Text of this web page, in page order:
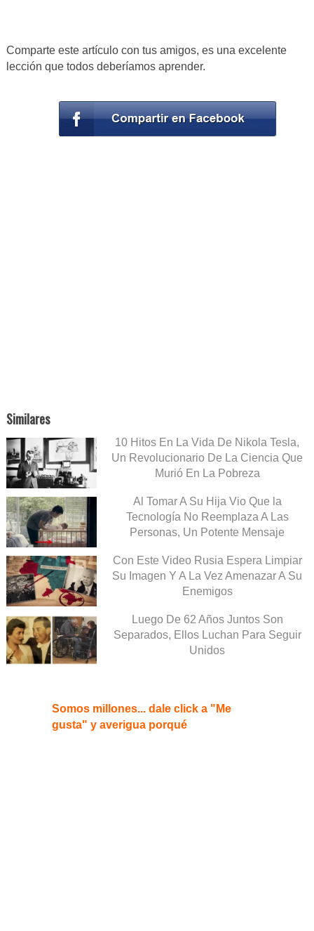
Comparte este artículo con tus amigos, es una excelente
lección que todos deberíamos aprender.
Similares
10 Hitos En La Vida De Nikola Tesla,
Un Revolucionario De La Ciencia Que
Murió En La Pobreza
Al Tomar A Su Hija Vio Que la
Tecnología No Reemplaza A Las
Personas, Un Potente Mensaje
Con Este Video Rusia Espera Limpiar
Su Imagen Y A La Vez Amenazar A Su
Enemigos
Luego De 62 Años Juntos Son
Separados, Ellos Luchan Para Seguir
Unidos
Somos millones... dale click a "Me
gusta" y averigua porqué